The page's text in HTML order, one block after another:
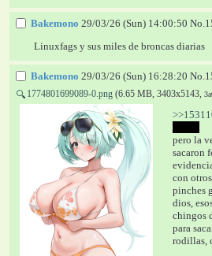
Bakemono 29/03/26 (Sun) 14:00:50 No.
Linuxfags y sus miles de broncas diarias
Bakemono 29/03/26 (Sun) 16:28:20 No.
🔍 1774801699089-0.png (6.65 MB, 3403x5143,
pero la
sacaron
con
pinches
dios,
chingos
para